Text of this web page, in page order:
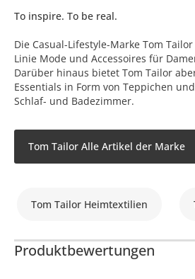
To inspire. To be real.
Die Casual-Lifestyle-Marke Tom
Linie Mode und Accessoires für
Darüber hinaus bietet Tom Tailor
Essentials in Form von Teppichen
Schlaf- und Badezimmer.
Tom Tailor Alle Artikel der Marke
Tom Tailor Heimtextilien
Produktbewertungen